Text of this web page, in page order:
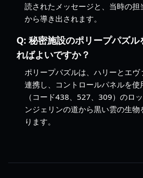
読されたメッセージと、当時の担
から導き出されます。
Q: 秘密施設のポリープパズ
ればよいですか？
ポリープパズルは、ハリーとエ
連携し、コントロールパネルを使
（コード438、527、309）のロ
ンジェリンの道から黒い雲の生
ります。